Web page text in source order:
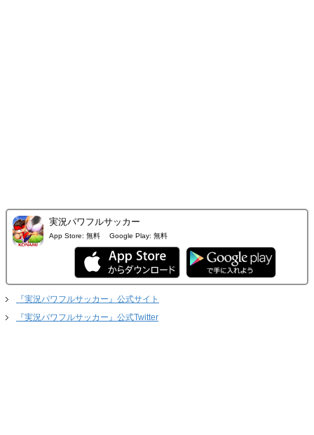
実況パワフルサッカー
App Store: 無料 Google Play: 無料
『実況パワフルサッカー』公式サイト
『実況パワフルサッカー』公式Twitter